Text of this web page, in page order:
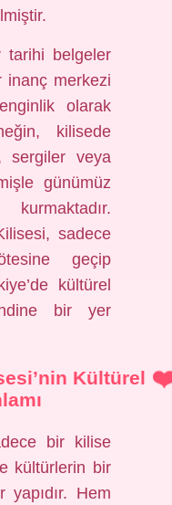
tarihi belgeler
inanç merkezi
olarak
kilisede
sergiler veya
günümüz
sadece
geçip
kültürel
bir yer
Kültürel
bir kilise
kültürlerin bir
Hem